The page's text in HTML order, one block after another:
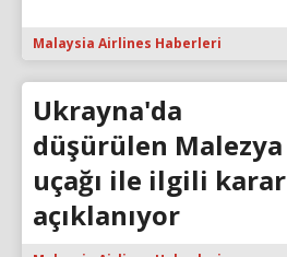
Malaysia Airlines Haberleri
Ukrayna'da
düşürülen Malezya
uçağı ile ilgili karar
açıklanıyor